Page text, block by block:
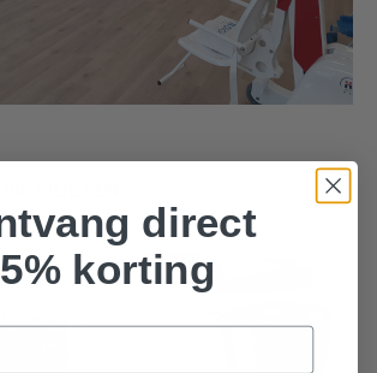
-3%
direct
5% korting